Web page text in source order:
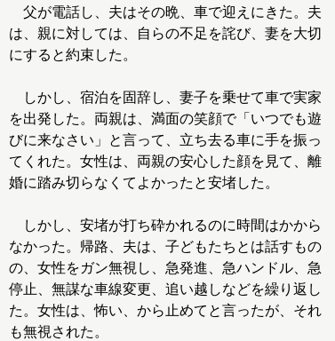
父が電話し、夫はその晩、車で迎えにきた。夫
は、親に対しては、自らの不足を詫び、妻を大切
にすると約束した。
しかし、宿泊を固辞し、妻子を乗せて車で実家
を出発した。両親は、満面の笑顔で「いつでも遊
びに来なさい」と言って、立ち去る車に手を振っ
てくれた。女性は、両親の安心した顔を見て、離
婚に踏み切らなくてよかったと安堵した。
しかし、安堵が打ち砕かれるのに時間はかから
なかった。帰路、夫は、子どもたちとは話すもの
の、女性をガン無視し、急発進、急ハンドル、急
停止、無謀な車線変更、追い越しなどを繰り返し
た。女性は、怖い、から止めてと言ったが、それ
も無視された。